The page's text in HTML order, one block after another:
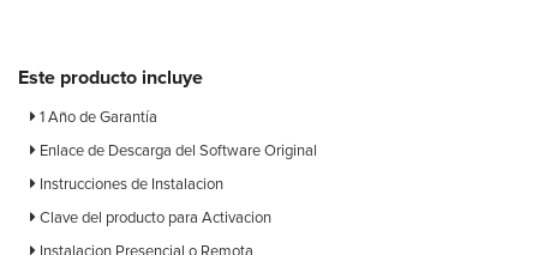
Este producto incluye
1 Año de Garantía
Enlace de Descarga del Software Original
Instrucciones de Instalacion
Clave del producto para Activacion